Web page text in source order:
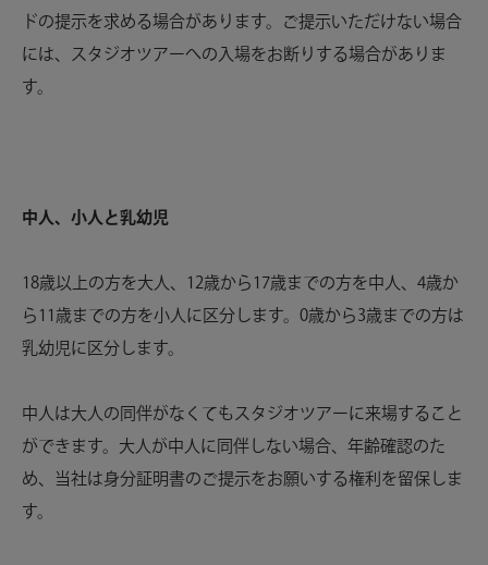
ドの提示を求める場合があります。ご提示いただけない場合
には、スタジオツアーへの入場をお断りする場合がありま
す。
中人、小人と乳幼児
18歳以上の方を大人、12歳から17歳までの方を中人、4歳か
ら11歳までの方を小人に区分します。0歳から3歳までの方は
乳幼児に区分します。
中人は大人の同伴がなくてもスタジオツアーに来場すること
ができます。大人が中人に同伴しない場合、年齢確認のた
め、当社は身分証明書のご提示をお願いする権利を留保しま
す。